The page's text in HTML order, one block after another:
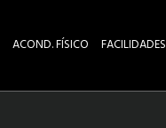
ACOND. FÍSICO FACILIDADES